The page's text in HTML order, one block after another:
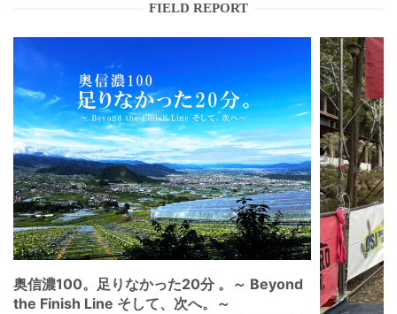
FIELD REPORT
奥信濃100。足りなかった20分 。～ Beyond
the Finish Line そして、次へ。～